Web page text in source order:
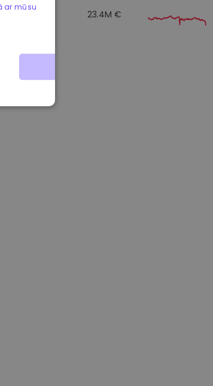
23.4M €
ar mūsu